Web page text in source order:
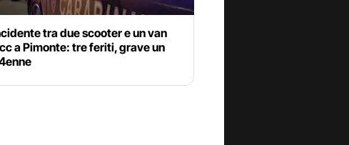
tra due scooter e un van
a Pimonte: tre feriti, grave un